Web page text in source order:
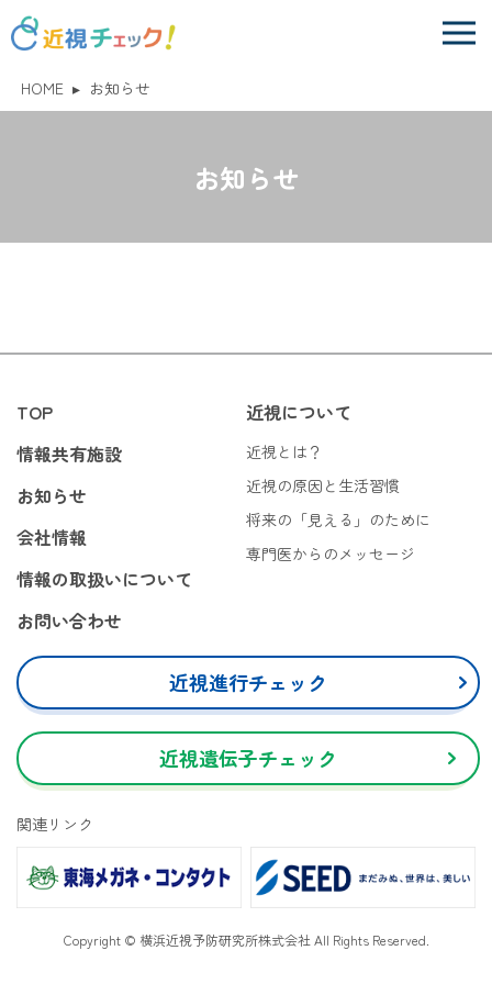
HOME ▸ お知らせ
お知らせ
TOP
情報共有施設
お知らせ
会社情報
情報の取扱いについて
お問い合わせ
近視について
近視とは？
近視の原因と生活習慣
将来の「見える」のために
専門医からのメッセージ
近視進行チェック
近視遺伝子チェック
関連リンク
Copyright © 横浜近視予防研究所株式会社 All Rights Reserved.